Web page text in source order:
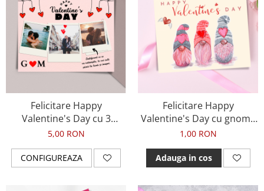
Felicitare Happy
Valentine's Day cu 3
fotografii, initiale si mesaj
indragostitilor
5,00 RON
CONFIGUREAZA
Felicitare Happy
Valentine's Day cu gnomi,
pentru ziua indragostitilor
1,00 RON
Adauga in cos